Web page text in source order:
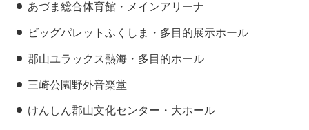
あづま総合体育館・メインアリーナ
ビッグパレットふくしま・多目的展示ホール
郡山ユラックス熱海・多目的ホール
三崎公園野外音楽堂
けんしん郡山文化センター・大ホール